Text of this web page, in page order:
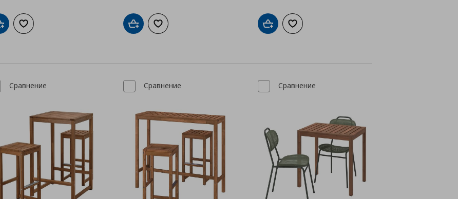
в кошницата
Добави към списъка с любими Добави в кошницата
Добави към списъка с любими Добави в кошницата
Добави към списъка с любими
Сравнение Сравнение Сравнение